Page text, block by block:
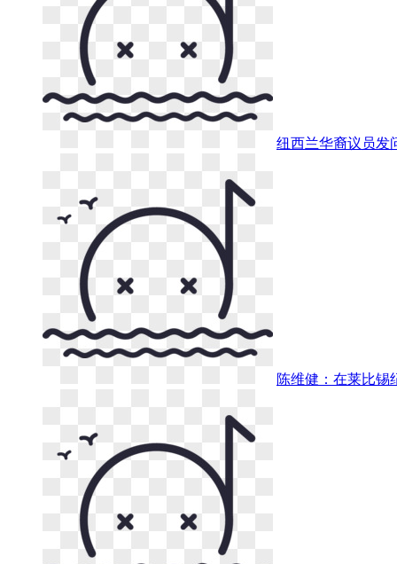
纽西兰华裔议员发
陈维健：在莱比锡